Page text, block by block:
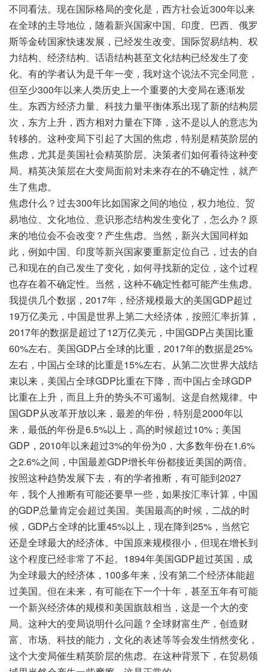
不同看法。现在国际格局的变化是，西方社会近300年以来
在全球的主导地位，随着新兴国家中国、印度、巴西、俄罗
斯等金砖国家快速发展，已经发生改变。国际贸易结构、权
力结构、经济结构、话语结构甚至文化结构已经发生了变
化。有的学者认为是千年一变，我对这个说法不完全同意，
但至少300年以来人类历史上一个重要的大变局在逐渐发
生。东西方经济力量、科技力量平衡体系出现了新的结构层
次，东方上升，西方相对力量在下降，这不是以人的意志为
转移的。这种变局下引起了大国的焦虑，特别是精英阶层的
焦虑，尤其是美国社会精英阶层。决策者们如何看待这种变
局。精英决策层在大变局面前对未来存在的不确定性，就产
生了焦虑。
焦虑什么？过去300年比如国家之间的地位，权力地位、贸
易地位、文化地位、意识形态结构发生变化了，怎么办？原
来的地位会不会改变？产生焦虑。当然，新兴大国同样如
此，例如中国、印度等新兴国家要重新定位自己，过去的自
己和现在的自己发生了变化，如何寻找新的定位，这个过程
也存在着不确定性。当然，这种不确定性都可能产生焦虑。
我提供几个数据，2017年，经济规模最大的美国GDP超过
19万亿美元，中国是世界上第二大经济体，按照汇率折算，
2017年的数据是超过了12万亿美元，中国GDP占美国比重
60%左右。美国GDP占全球的比重，2017年的数据是25%
左右，中国占全球的比重是15%左右。从第二次世界大战结
束以来，美国占全球GDP比重在下降，而中国占全球GDP
比重在上升，而且上升的势头不可遏制。这是自然规律。中
国GDP从改革开放以来，最差的年份，特别是2000年以
来，最低的年份是6.5%以上，高的时候超过10%；美国
GDP，2010年以来超过3%的年份为0，大多数年份在1.6%
之2.6%之间，中国最差GDP增长年份都接近美国的两倍。
按照这种趋势发展下去，有的学者推断，有可能到2027
年，我个人推断有可能还要早一些，如果按汇率计算，中国
的GDP总量肯定会超过美国。美国最高的时候，二战的时
候，GDP占全球的比重45%以上，现在降到25%，当然它
还是全球最大的经济体。中国原来规模很小，但现在增长到
这个程度已经非常了不起。1894年美国GDP超过英国，成
为全球最大的经济体，100多年来，没有第二个经济体能超
过美国。但在未来，有可能在下一个十年，甚至五年有可能
一个新兴经济体的规模和美国旗鼓相当，这是一个大的变
局。这种大的变局说明什么问题？全球财富生产，创造财
富、市场、科技的能力，文化的表述等等会发生悄然变化，
这个大变局催生精英阶层的焦虑。在这种背景下，在贸易领